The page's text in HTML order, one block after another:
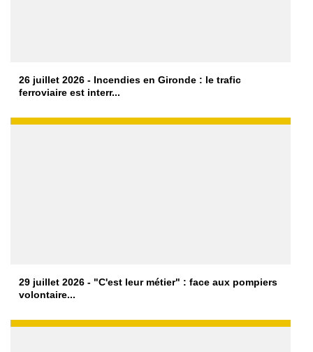
26 juillet 2026 - Incendies en Gironde : le trafic
ferroviaire est interr...
29 juillet 2026 - "C'est leur métier" : face aux pompiers
volontaire...